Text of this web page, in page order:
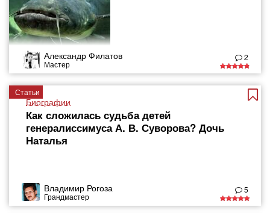
Александр Филатов
Мастер
2
Статьи
Биографии
Как сложилась судьба детей
генералиссимуса А. В. Суворова? Дочь
Наталья
Владимир Рогоза
Грандмастер
5